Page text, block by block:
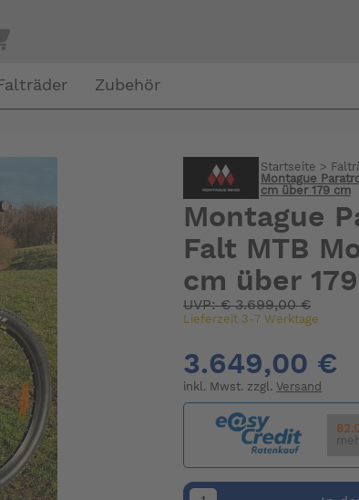
Zubehör
Startseite >
Montague
cm über 179 cm
Montague
Falt MTB
cm über
UVP:€3.699,00 €
Lieferzeit 3-7 Werktage
3.649,00 €
inkl. Mwst. zzgl.Versand